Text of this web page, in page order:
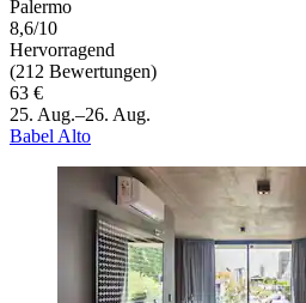
Palermo
8,6/10
Hervorragend
(212 Bewertungen)
63 €
25. Aug.–26. Aug.
Babel Alto